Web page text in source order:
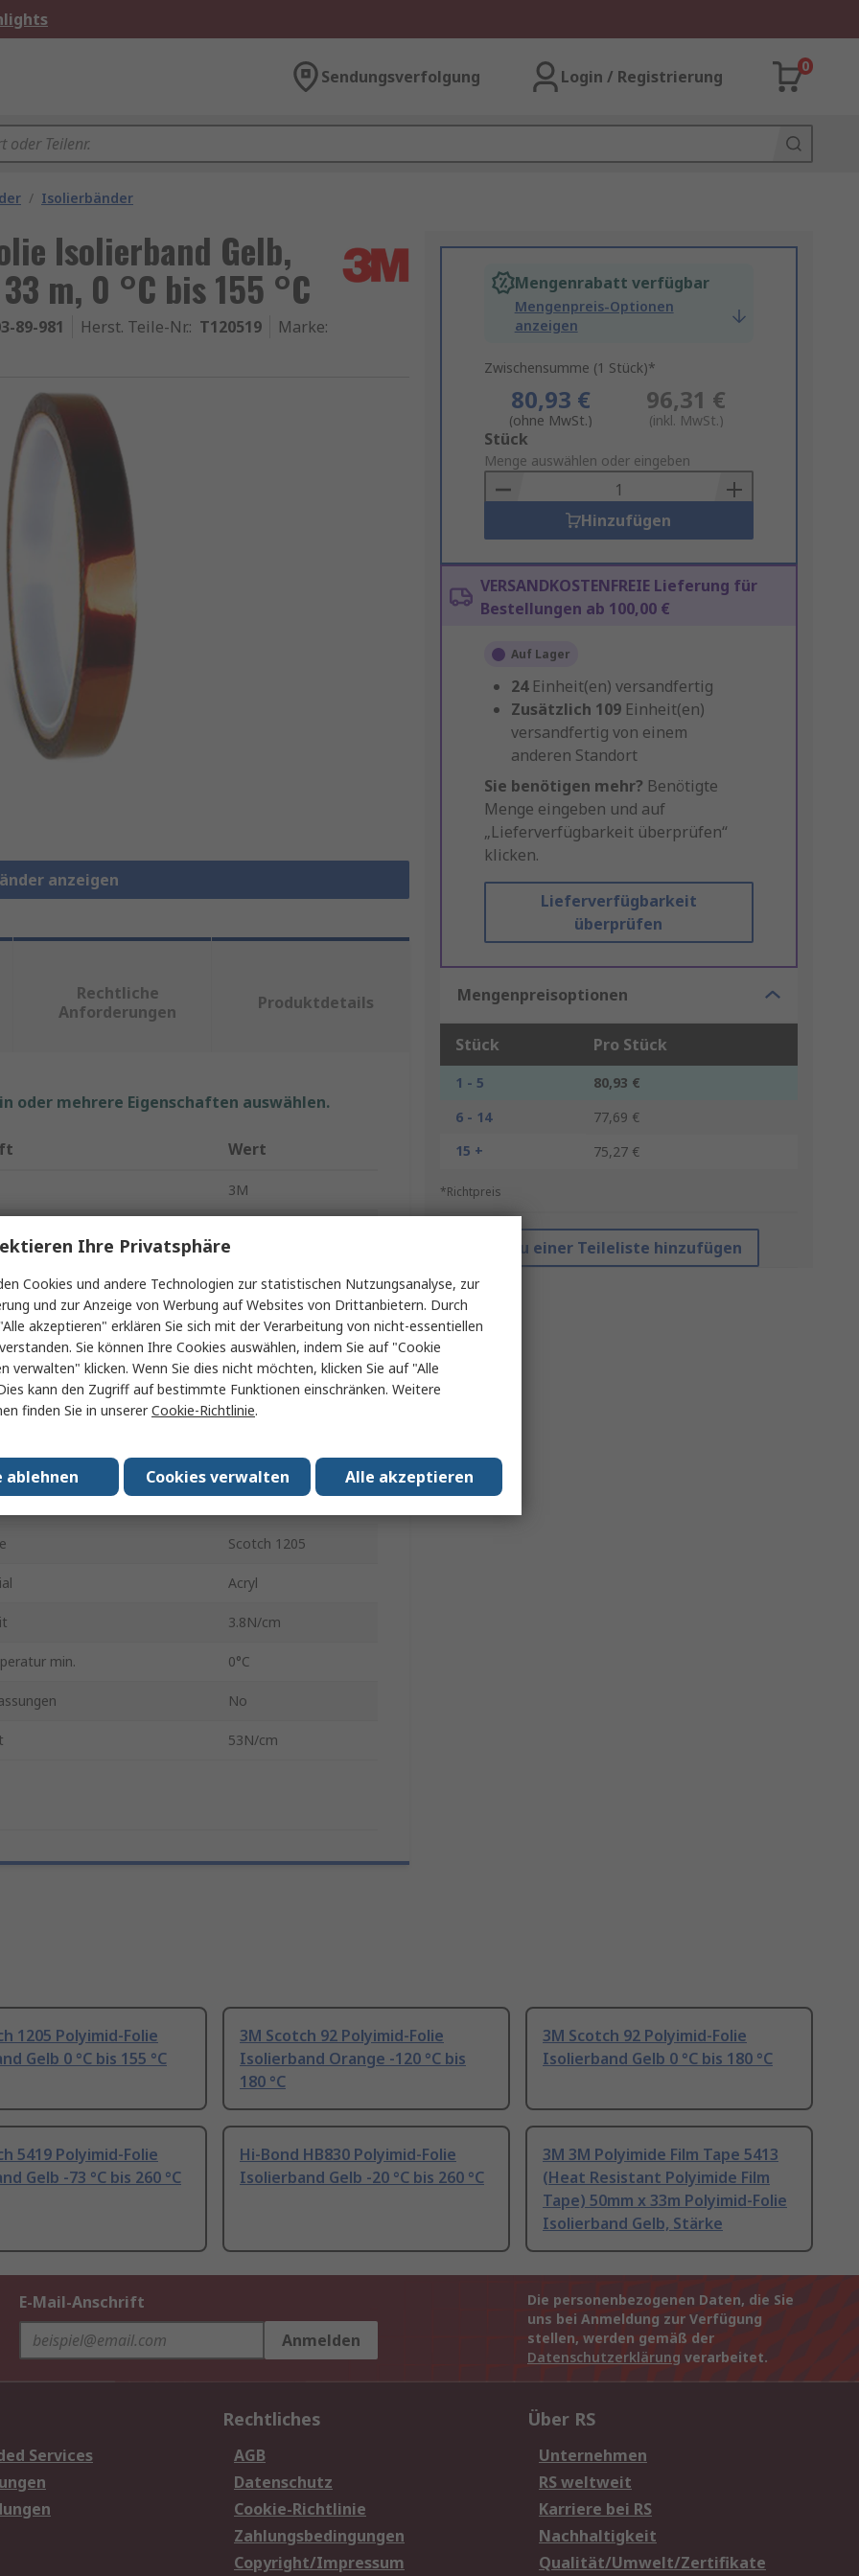
Sendungsverfolgung Login / Registrierung
0
/ Isolierbänder
Isolierband Gelb,
m, 0 °C bis 155 °C
89-981 Herst. Teile-Nr.: T120519 Marke:
anzeigen
Mengenrabatt verfügbar
Mengenpreis-Optionen
anzeigen
Zwischensumme (1 Stück)*
80,93 €
(ohne MwSt.)
96,31 €
(inkl. MwSt.)
Add
to
Basket
Stück
Menge auswählen oder eingeben
Hinzufügen
VERSANDKOSTENFREIE Lieferung für
Bestellungen ab 100,00 €
Auf Lager
24 Einheit(en) versandfertig
Zusätzlich 109 Einheit(en)
versandfertig von einem
anderen Standort
Sie benötigen mehr? Benötigte
Menge eingeben und auf
„Lieferverfügbarkeit überprüfen“
klicken.
Lieferverfügbarkeit
überprüfen
Mengenpreisoptionen
Stück Pro Stück
1 - 5
80,93 €
6 - 14
77,69 €
15 +
75,27 €
*Richtpreis
Zu einer Teileliste hinzufügen
Rechtliche
Anforderungen
Produktdetails
oder mehrere Eigenschaften auswählen.
Wert
3M
Gelb
19mm
33m
Scotch 1205
Acryl
3.8N/cm
min. 0°C
No
53N/cm
1205 Polyimid-Folie
Gelb 0 °C bis 155 °C
3M Scotch 92 Polyimid-Folie
Isolierband Orange -120 °C bis
180 °C
3M Scotch 92 Polyimid-Folie
Isolierband Gelb 0 °C bis 180 °C
5419 Polyimid-Folie
Gelb -73 °C bis 260 °C
Hi-Bond HB830 Polyimid-Folie
Isolierband Gelb -20 °C bis 260 °C
3M 3M Polyimide Film Tape 5413
(Heat Resistant Polyimide Film
Tape) 50mm x 33m Polyimid-Folie
Isolierband Gelb, Stärke
E-Mail-Anschrift
Anmelden
Die personenbezogenen Daten, die Sie
uns bei Anmeldung zur Verfügung
stellen, werden gemäß der
Datenschutzerklärung verarbeitet.
Services
Rechtliches
AGB
Datenschutz
Cookie-Richtlinie
Zahlungsbedingungen
Copyright/Impressum
Über RS
Unternehmen
RS weltweit
Karriere bei RS
Nachhaltigkeit
Qualität/Umwelt/Zertifikate
Ihre Privatsphäre
Cookies und andere Technologien zur statistischen Nutzungsanalyse, zur
und zur Anzeige von Werbung auf Websites von Drittanbietern. Durch
akzeptieren" erklären Sie sich mit der Verarbeitung von nicht-essentiellen
Sie können Ihre Cookies auswählen, indem Sie auf "Cookie
verwalten" klicken. Wenn Sie dies nicht möchten, klicken Sie auf "Alle
kann den Zugriff auf bestimmte Funktionen einschränken. Weitere
finden Sie in unsererCookie-Richtlinie.
Alle akzeptieren
Cookies verwalten
ablehnen